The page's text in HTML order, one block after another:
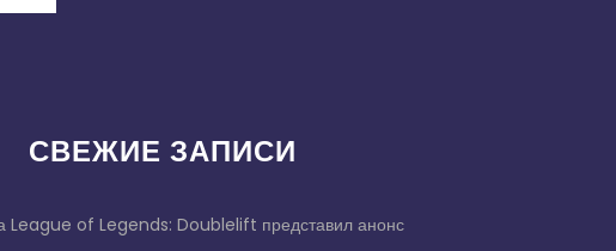
СВЕЖИЕ ЗАПИСИ
League of Legends: Doublelift представил анонс